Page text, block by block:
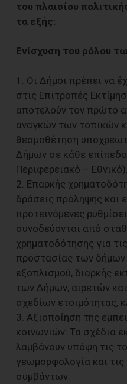
του πλαισίου
τα εξής:
Ενίσχυση του ρόλου
1. Οι Δήμοι πρέπει να
στις Επιτροπές
αποτελούν τον πρώτο
αναγκών των τοπικών
θεσμοθέτηση
Δήμων σε κάθε
Περιφερειακό – Εθνικό).
2. Επαρκής
δράσεις πρόληψης και
προτεινόμενες
συνοδεύονται από
χρηματοδότησης για
προστασίας των δήμων
εξοπλισμού, διαρκής
των Δήμων, αιρετών
σχεδίων ετοιμότητας,
3. Αξιοποίηση της
κοινωνιών: Τα σχέδια
λαμβάνουν υπόψη τις
γεωμορφολογία και
συμβάντων.